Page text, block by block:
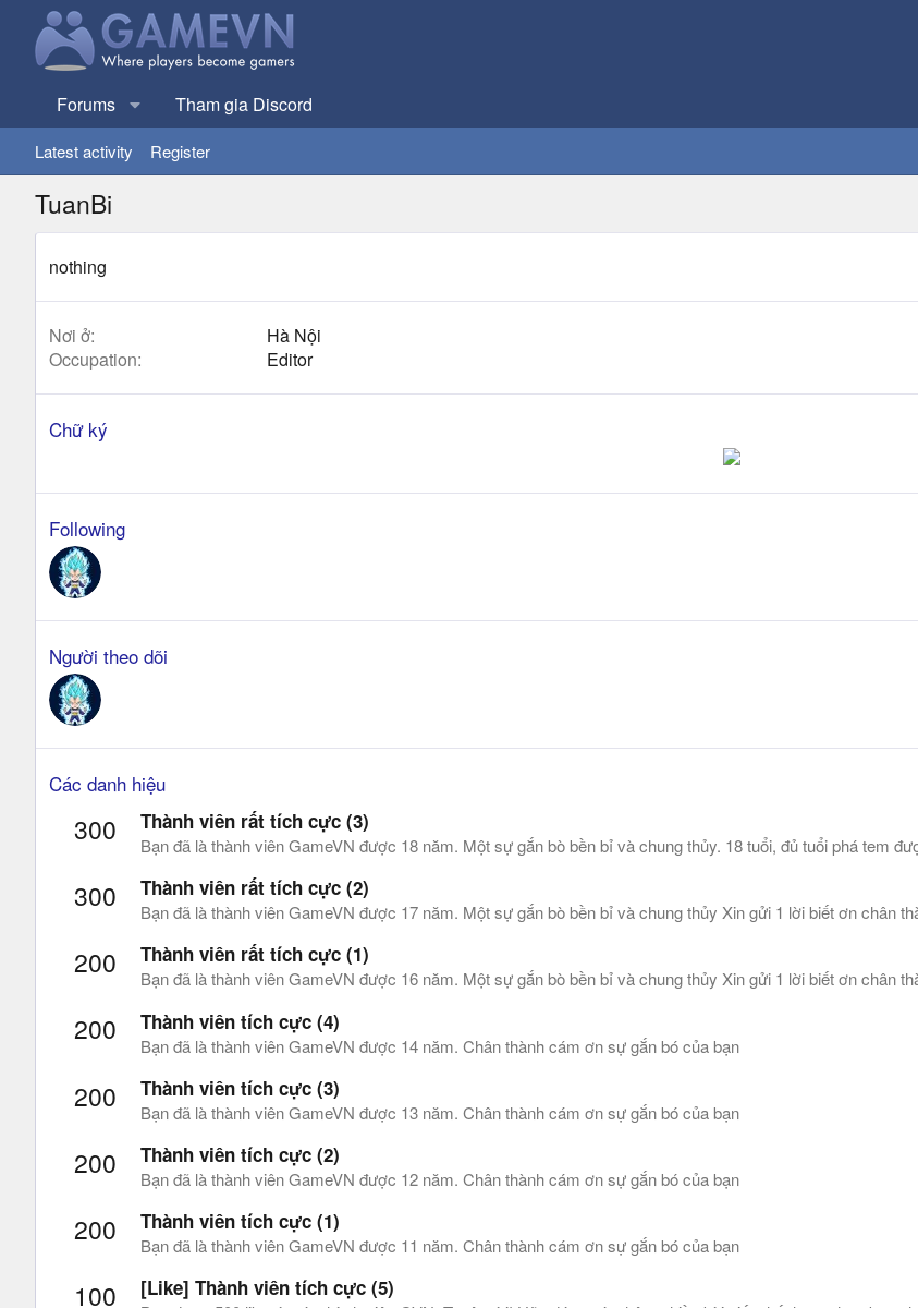
Forums Tham gia Discord
Latest activity Register
TuanBi
nothing
Nơi ở
Hà Nội
Occupation
Editor
Chữ ký
Following
Người theo dõi
Các danh hiệu
300 Thành viên rất tích cực (3)
Bạn đã là thành viên GameVN được 18 năm. Một sự gắn bò bền bỉ và chung thủy. 18 tuổi, đủ tuổi phá tem
300 Thành viên rất tích cực (2)
Bạn đã là thành viên GameVN được 17 năm. Một sự gắn bò bền bỉ và chung thủy Xin gửi 1 lời biết ơn chân
200 Thành viên rất tích cực (1)
Bạn đã là thành viên GameVN được 16 năm. Một sự gắn bò bền bỉ và chung thủy Xin gửi 1 lời biết ơn chân
200 Thành viên tích cực (4)
Bạn đã là thành viên GameVN được 14 năm. Chân thành cám ơn sự gắn bó của bạn
200 Thành viên tích cực (3)
Bạn đã là thành viên GameVN được 13 năm. Chân thành cám ơn sự gắn bó của bạn
200 Thành viên tích cực (2)
Bạn đã là thành viên GameVN được 12 năm. Chân thành cám ơn sự gắn bó của bạn
200 Thành viên tích cực (1)
Bạn đã là thành viên GameVN được 11 năm. Chân thành cám ơn sự gắn bó của bạn
100 [Like] Thành viên tích cực (5)